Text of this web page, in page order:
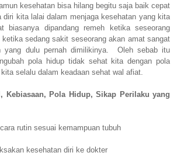
kesehatan bisa hilang begitu saja baik cepat
diri kita lalai dalam menjaga kesehatan yang kita
dipandang remeh ketika seseorang
sedang sakit seseorang akan amat sangat
yang dulu pernah dimilikinya. Oleh sebab itu
pola hidup tidak sehat kita dengan pola
selalu dalam keadaan sehat wal afiat.
Kebiasaan, Pola Hidup, Sikap Perilaku yang
rutin sesuai kemampuan tubuh
kesehatan diri ke dokter